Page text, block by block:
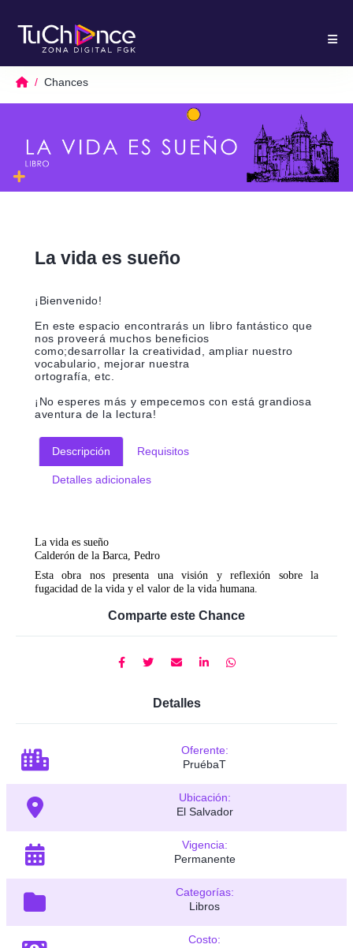
Chances
La vida es sueño
¡Bienvenido!
En este espacio encontrarás un libro fantástico que
nos proveerá muchos beneficios
como;desarrollar la creatividad, ampliar nuestro
vocabulario, mejorar nuestra
ortografía, etc.
¡No esperes más y empecemos con está grandiosa
aventura de la lectura!
Descripción Requisitos
Detalles adicionales
La vida es sueño
Calderón de la Barca, Pedro
Esta obra nos presenta una visión y reflexión sobre la
fugacidad de la vida y el valor de la vida humana.
Comparte este Chance
Detalles
Oferente:
PruébaT
Ubicación:
El Salvador
Vigencia:
Permanente
Categorías:
Libros
Costo: